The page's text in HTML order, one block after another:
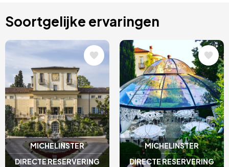
Soortgelijke ervaringen
MICHELINSTER
DIRECTE RESERVERING
Afbeelding
MICHELINSTER
DIRECTE RESERVERING
Afbeelding